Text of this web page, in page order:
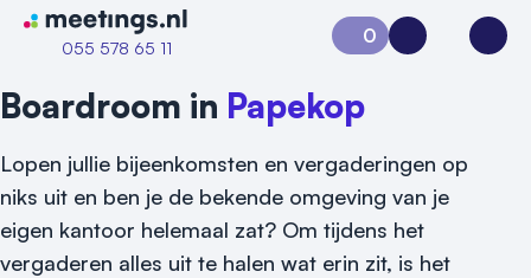
Naar home van Meetings
055 578 65 11
0
Aanvraag 0Inloggen
Boardroom in Papekop
Lopen jullie bijeenkomsten en vergaderingen op
niks uit en ben je de bekende omgeving van je
eigen kantoor helemaal zat? Om tijdens het
vergaderen alles uit te halen wat erin zit, is het